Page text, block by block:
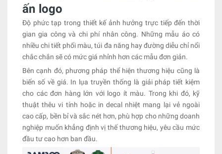
ấn logo
Độ phức tạp trong thiết kế ảnh hưởng trực tiếp đến thời
gian gia công và chi phí nhân công. Những mẫu áo có
nhiều chi tiết phối màu, túi đa năng hay đường diễu chỉ nổi
chắc chắn sẽ có mức giá nhỉnh hơn các mẫu đơn giản.
Bên cạnh đó, phương pháp thể hiện thương hiệu cũng là
biến số về giá. In lụa truyền thống là giải pháp tiết kiệm
cho các đơn hàng lớn với logo ít màu. Trong khi đó, kỹ
thuật thêu vi tính hoặc in decal nhiệt mang lại vẻ ngoài
cao cấp, bền bỉ và sắc nét hơn, phù hợp cho những doanh
nghiệp muốn khẳng định vị thế thương hiệu, yêu cầu mức
đầu tư cao hơn ban đầu.